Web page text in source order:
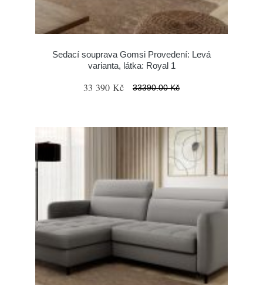
Sedací souprava Gomsi Provedení: Levá
varianta, látka: Royal 1
33 390 Kč 33390.00 Kč